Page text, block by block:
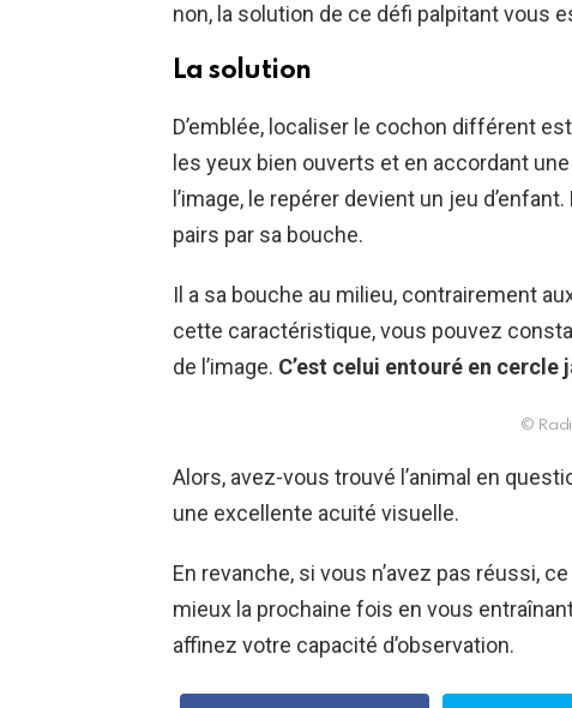
non, la solution de ce défi palpitant vous
La solution
D’emblée, localiser le cochon différent
les yeux bien ouverts et en accordant
l’image, le repérer devient un jeu
pairs par sa bouche.
Il a sa bouche au milieu, contrairement
cette caractéristique, vous pouvez
de l’image. C’est celui entouré en cercle
©
Alors, avez-vous trouvé l’animal en
une excellente acuité visuelle.
En revanche, si vous n’avez pas réussi,
mieux la prochaine fois en vous
affinez votre capacité d’observation.